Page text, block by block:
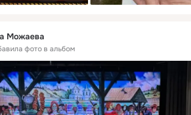
Можаева
фото в альбом